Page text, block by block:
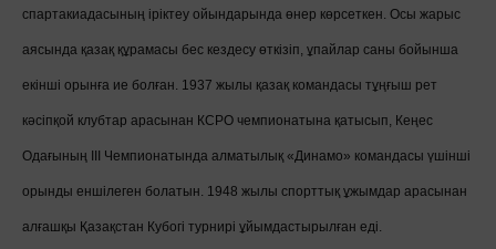
спартакиадасының іріктеу ойындарында өнер көрсеткен. Осы жарыс
аясында қазақ құрамасы бес кездесу өткізіп, ұпайлар саны бойынша
екінші орынға ие болған. 1937 жылы қазақ командасы тұңғыш рет
кәсіпқой клубтар арасынан КСРО чемпионатына қатысып, Кеңес
Одағының III Чемпионатында алматылық «Динамо» командасы үшінші
орынды еншілеген болатын. 1948 жылы спорттық ұжымдар арасынан
алғашқы Қазақстан Кубогі турнирі ұйымдастырылған еді.